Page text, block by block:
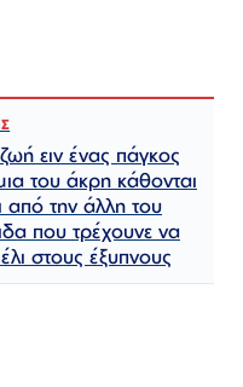
ειν ένας πάγκος
του άκρη κάθονται
από την άλλη του
που τρέχουνε να
στους έξυπνους